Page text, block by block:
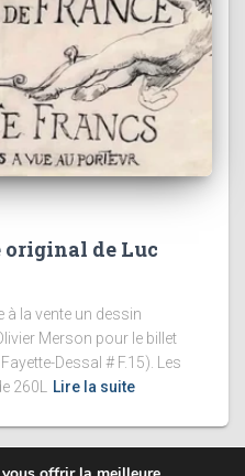
original de Luc
à la vente un dessin
Merson pour le billet
Dessal # F.15). Les
260L
Lire la suite